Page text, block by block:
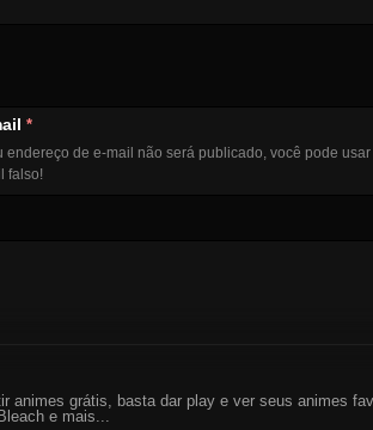
*
endereço de e-mail não será publicado, você pode
falso!
grátis, basta dar play e ver seus animes
e mais...